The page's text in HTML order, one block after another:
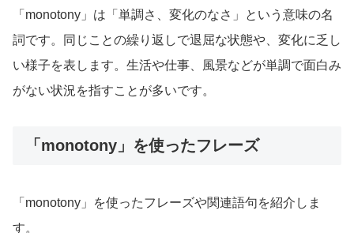
「monotony」は「単調さ、変化のなさ」という意味の名
詞です。同じことの繰り返しで退屈な状態や、変化に乏し
い様子を表します。生活や仕事、風景などが単調で面白み
がない状況を指すことが多いです。
「monotony」を使ったフレーズ
「monotony」を使ったフレーズや関連語句を紹介しま
す。